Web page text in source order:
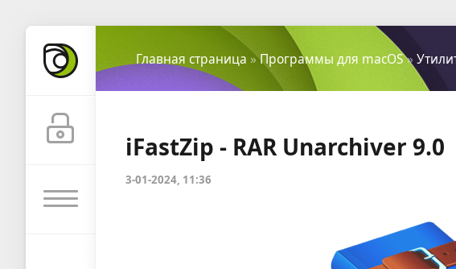
Главная страница »Программы для macOS»
iFastZip - RAR Unarchiver 9.0
3-01-2024, 11:36